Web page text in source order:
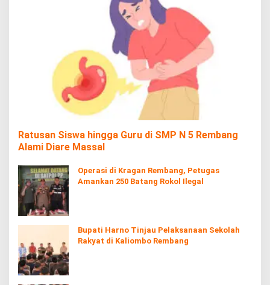
Ratusan Siswa hingga Guru di SMP N 5 Rembang
Alami Diare Massal
Operasi di Kragan Rembang, Petugas
Amankan 250 Batang Rokol Ilegal
Bupati Harno Tinjau Pelaksanaan Sekolah
Rakyat di Kaliombo Rembang